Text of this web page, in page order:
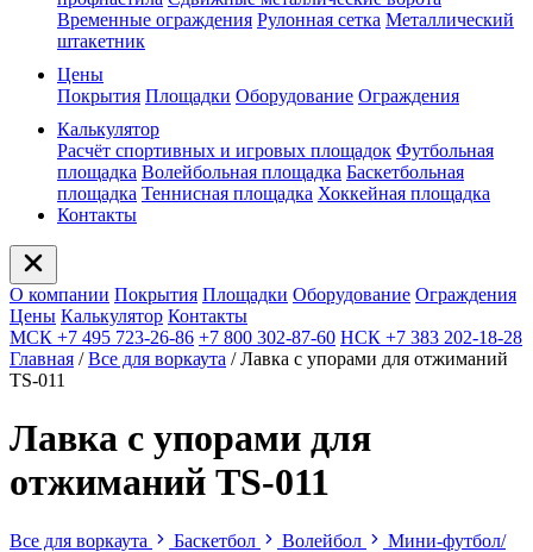
Временные ограждения Рулонная сетка Металлический
штакетник
Цены
Покрытия Площадки Оборудование Ограждения
Калькулятор
Расчёт спортивных и игровых площадок Футбольная
площадка Волейбольная площадка Баскетбольная
площадка Теннисная площадка Хоккейная площадка
Контакты
О компании Покрытия Площадки Оборудование Ограждения
Цены Калькулятор Контакты
МСК +7 495 723-26-86 +7 800 302-87-60 НСК +7 383 202-18-28
Главная / Все для воркаута / Лавка с упорами для отжиманий
TS-011
Лавка с упорами для
отжиманий TS-011
Все для воркаута Баскетбол Волейбол
Мини-футбол/